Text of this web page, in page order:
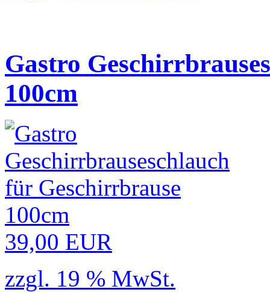
Gastro
100cm
39,00 EUR
zzgl. 19 % MwSt.